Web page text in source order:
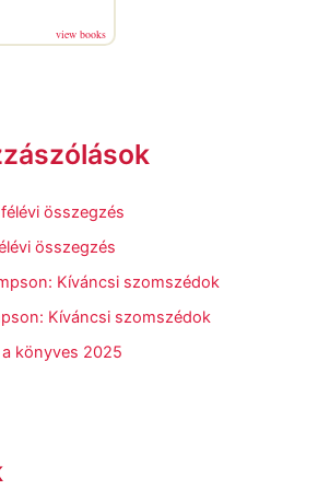
view books
összegzés
összegzés
Kíváncsi szomszédok
Kíváncsi szomszédok
könyves 2025